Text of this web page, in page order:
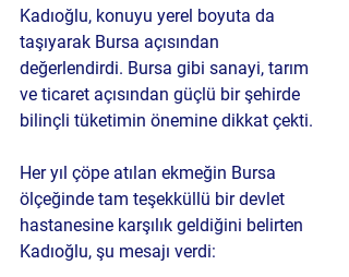
Kadıoğlu, konuyu yerel boyuta da
taşıyarak Bursa açısından
değerlendirdi. Bursa gibi sanayi, tarım
ve ticaret açısından güçlü bir şehirde
bilinçli tüketimin önemine dikkat çekti.
Her yıl çöpe atılan ekmeğin Bursa
ölçeğinde tam teşekküllü bir devlet
hastanesine karşılık geldiğini belirten
Kadıoğlu, şu mesajı verdi: